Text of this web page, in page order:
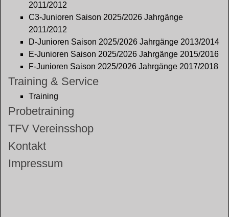
2011/2012
C3-Junioren Saison 2025/2026 Jahrgänge
2011/2012
D-Junioren Saison 2025/2026 Jahrgänge 2013/2014
E-Junioren Saison 2025/2026 Jahrgänge 2015/2016
F-Junioren Saison 2025/2026 Jahrgänge 2017/2018
Training & Service
Training
Probetraining
TFV Vereinsshop
Kontakt
Impressum